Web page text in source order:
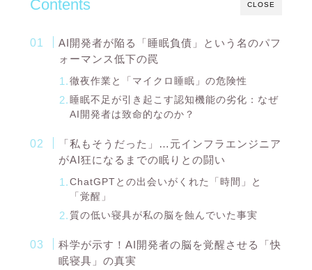
CLOSE
Contents
AI開発者が陥る「睡眠負債」という名のパフ
ォーマンス低下の罠
徹夜作業と「マイクロ睡眠」の危険性
睡眠不足が引き起こす認知機能の劣化：なぜ
AI開発者は致命的なのか？
「私もそうだった」…元インフラエンジニア
がAI狂になるまでの眠りとの闘い
ChatGPTとの出会いがくれた「時間」と
「覚醒」
質の低い寝具が私の脳を蝕んでいた事実
科学が示す！AI開発者の脳を覚醒させる「快
眠寝具」の真実